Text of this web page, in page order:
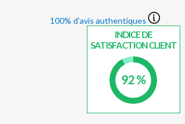
100% d'avis authentiques
INDICE DE
SATISFACTION CLIENT
92 %